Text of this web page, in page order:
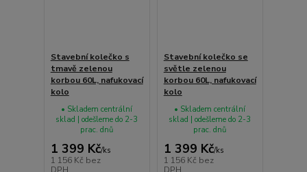
Stavební kolečko s
tmavě zelenou
korbou 60L, nafukovací
kolo
1 399 Kč/ks
1 156 Kč bez
• Skladem centrální
sklad | odešleme do 2-3
prac. dnů
Stavební kolečko se
světle zelenou
korbou 60L, nafukovací
kolo
1 399 Kč/ks
1 156 Kč bez
• Skladem centrální
sklad | odešleme do 2-3
prac. dnů